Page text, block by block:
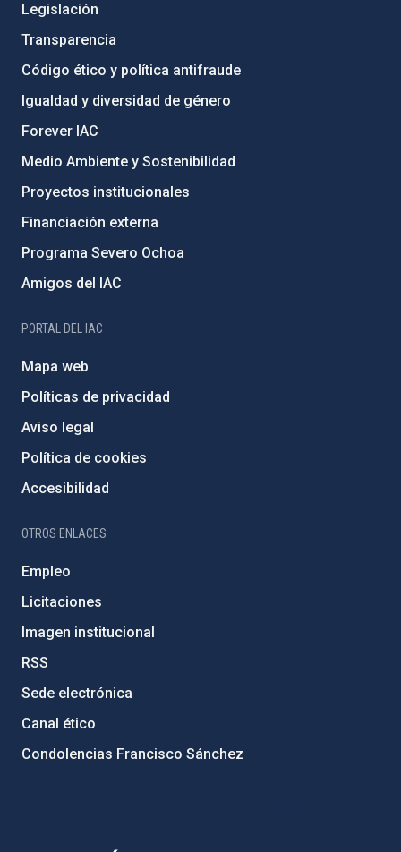
Legislación
Transparencia
Código ético y política antifraude
Igualdad y diversidad de género
Forever IAC
Medio Ambiente y Sostenibilidad
Proyectos institucionales
Financiación externa
Programa Severo Ochoa
Amigos del IAC
PORTAL DEL IAC
Mapa web
Políticas de privacidad
Aviso legal
Política de cookies
Accesibilidad
OTROS ENLACES
Empleo
Licitaciones
Imagen institucional
RSS
Sede electrónica
Canal ético
Condolencias Francisco Sánchez